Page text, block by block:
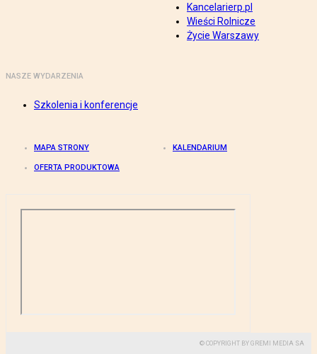
Kancelarierp.pl
Wieści Rolnicze
Życie Warszawy
NASZE WYDARZENIA
Szkolenia i konferencje
MAPA STRONY KALENDARIUM
OFERTA PRODUKTOWA
© COPYRIGHT BY GREMI MEDIA SA